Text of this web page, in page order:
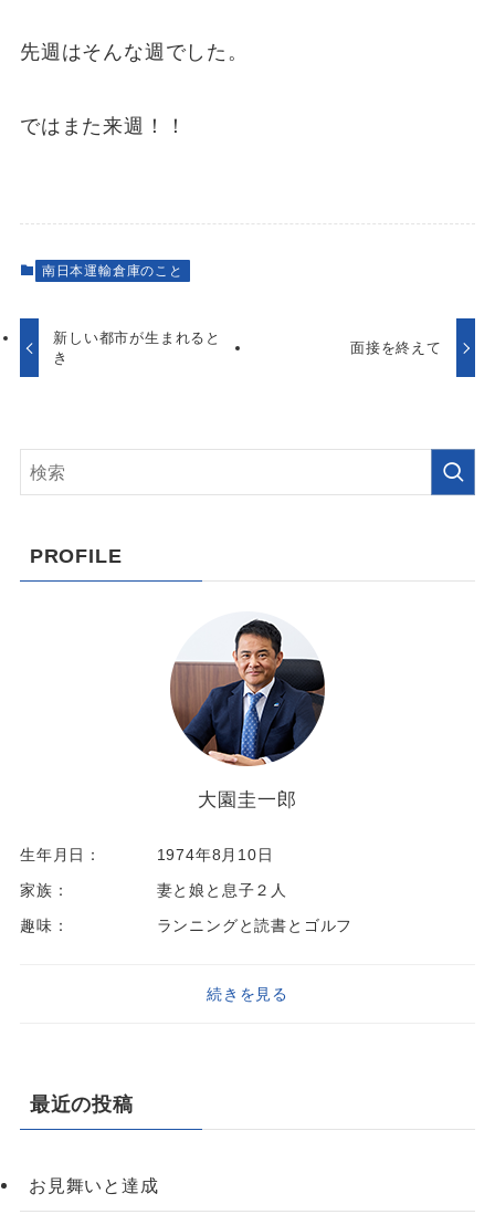
先週はそんな週でした。
ではまた来週！！
南日本運輸倉庫のこと
新しい都市が生まれると
き
面接を終えて
PROFILE
大園圭一郎
生年月日：
1974年8月10日
家族：
妻と娘と息子２人
趣味：
ランニングと読書とゴルフ
続きを見る
最近の投稿
お見舞いと達成